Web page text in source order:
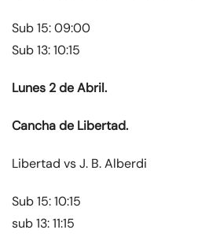
Sub 15: 09:00
Sub 13: 10:15
Lunes 2 de Abril.
Cancha de Libertad.
Libertad vs J. B. Alberdi
Sub 15: 10:15
sub 13: 11:15